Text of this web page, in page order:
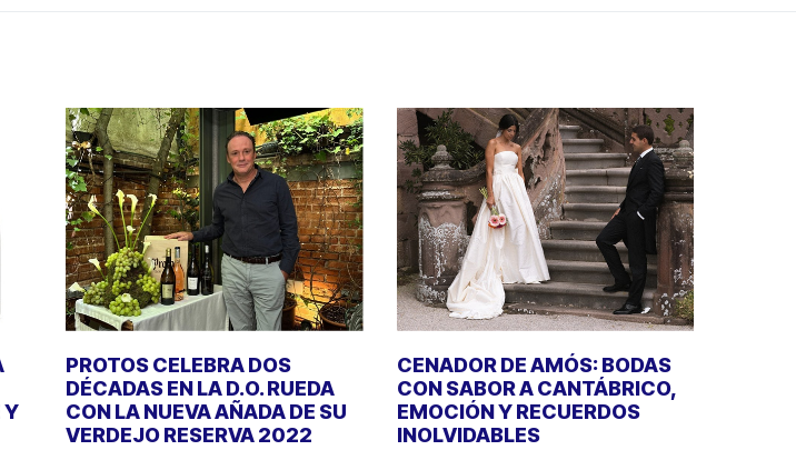
Y
PROTOS CELEBRA DOS
DÉCADAS EN LA D.O. RUEDA
CON LA NUEVA AÑADA DE SU
VERDEJO RESERVA 2022
CENADOR DE AMÓS: BODAS
CON SABOR A CANTÁBRICO,
EMOCIÓN Y RECUERDOS
INOLVIDABLES